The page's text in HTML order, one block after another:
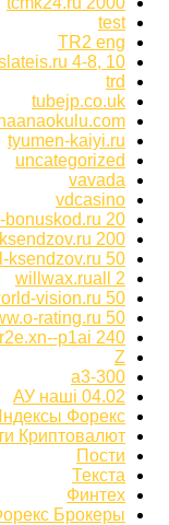
test
TR2 eng
4-8, 10
trd
tubejp.co.uk
tyumen-kaiyi.ru
uncategorized
vavada
vdcasino
20
200
ksendzov.ru 50
willwax.ruall 2
vision.ru 50
rating.ru 50
p1ai 240
Z
а3-300
АУ наші 04.02
Форекс
Криптовалют
Пости
Текста
Финтех
Брокеры